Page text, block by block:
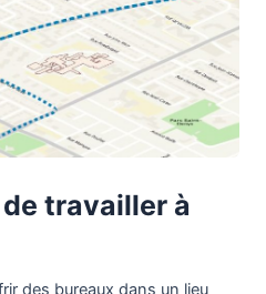
travailler à
des bureaux dans un lieu